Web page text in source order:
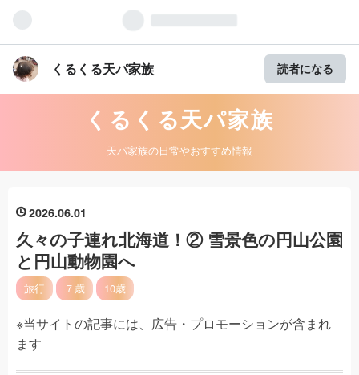
くるくる天パ家族 読者になる
くるくる天パ家族
天パ家族の日常やおすすめ情報
2026 06 01
久々の子連れ北海道！② 雪景色の円山公園
と円山動物園へ
旅行 ７歳 10歳
※当サイトの記事には、広告・プロモーションが含まれ
ます